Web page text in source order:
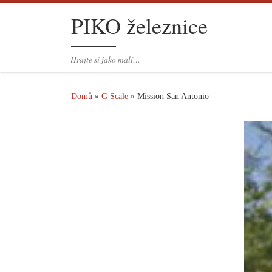
PIKO železnice
Hrajte si jako malí…
Domů » G Scale » Mission San Antonio